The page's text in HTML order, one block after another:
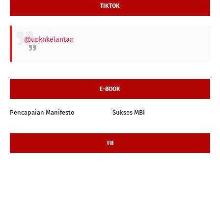
TIKTOK
@upknkelantan
E-BOOK
Pencapaian Manifesto Sukses MBI
FB